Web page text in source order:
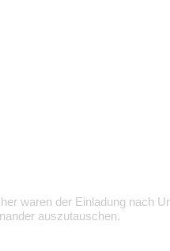
waren der Einladung nach
auszutauschen.